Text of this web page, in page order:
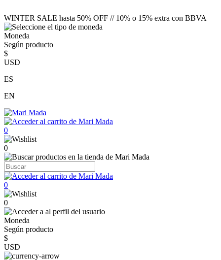
WINTER SALE hasta 50% OFF // 10% o 15% extra con BBVA
Moneda
Según producto
$
USD
ES
EN
0
0
0
0
Moneda
Según producto
$
USD